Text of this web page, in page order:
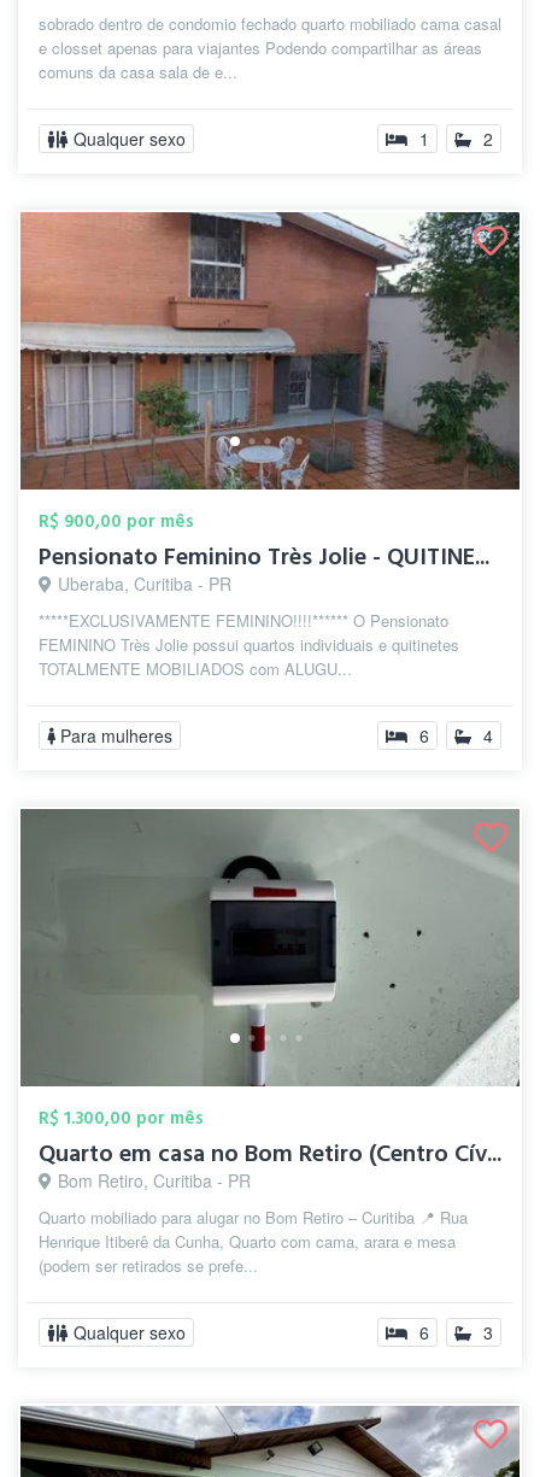
sobrado dentro de condomio fechado quarto mobiliado cama casal
e closset apenas para viajantes Podendo compartilhar as áreas
comuns da casa sala de e...
Qualquer sexo 1 2
R$ 900,00 por mês
Pensionato Feminino Très Jolie - QUITINE...
Uberaba, Curitiba - PR
*****EXCLUSIVAMENTE FEMININO!!!!****** O Pensionato
FEMININO Très Jolie possui quartos individuais e quitinetes
TOTALMENTE MOBILIADOS com ALUGU...
Para mulheres 6 4
R$ 1.300,00 por mês
Quarto em casa no Bom Retiro (Centro Cív...
Bom Retiro, Curitiba - PR
Quarto mobiliado para alugar no Bom Retiro – Curitiba 📍 Rua
Henrique Itiberê da Cunha, Quarto com cama, arara e mesa
(podem ser retirados se prefe...
Qualquer sexo 6 3